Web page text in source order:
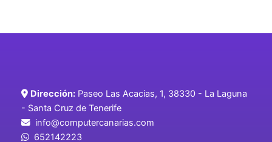
Dirección: Paseo Las Acacias, 1, 38330 - La Laguna
- Santa Cruz de Tenerife
info@computercanarias.com
652142223